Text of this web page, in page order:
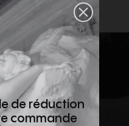
de réduction
commande